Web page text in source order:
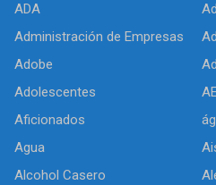
ADA
Administración de Empresas
Adobe
Adolescentes
Aficionados
Agua
Alcohol Casero